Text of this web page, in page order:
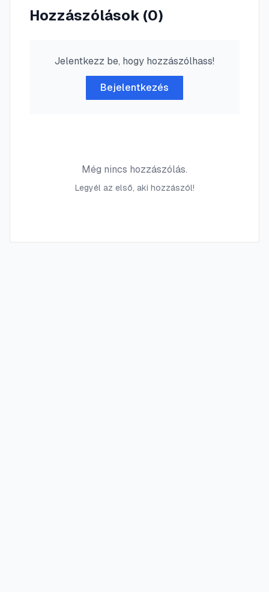
Hozzászólások (0)
Jelentkezz be, hogy hozzászólhass!
Bejelentkezés
Még nincs hozzászólás.
Legyél az első, aki hozzászól!